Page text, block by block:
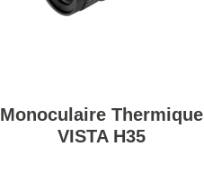
Monoculaire Thermique
VISTA H35